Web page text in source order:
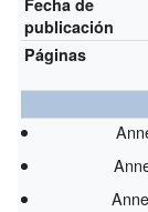
Fecha de
publicación
Páginas